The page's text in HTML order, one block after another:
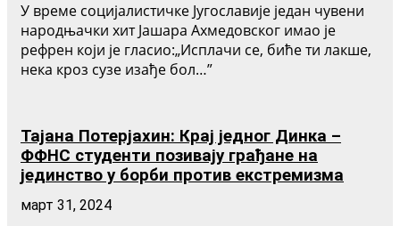
У време социјалистичке Југославије један чувени
народњачки хит Јашара Ахмедовског имао је
рефрен који је гласио:„Исплачи се, биће ти лакше,
нека кроз сузе изађе бол…”
Тајана Потерјахин: Крај једног Динка –
ФФНС студенти позивају грађане на
јединство у борби против екстремизма
март 31, 2024